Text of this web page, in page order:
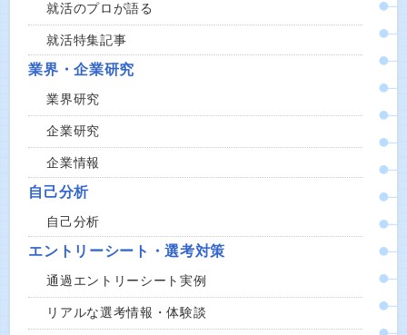
就活のプロが語る
就活特集記事
業界・企業研究
業界研究
企業研究
企業情報
自己分析
自己分析
エントリーシート・選考対策
通過エントリーシート実例
リアルな選考情報・体験談